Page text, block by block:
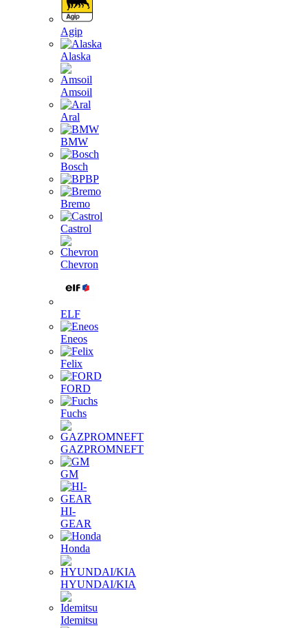
Agip
Alaska
Amsoil
Aral
BMW
Bosch
BP
Bremo
Castrol
Chevron
ELF
Eneos
Felix
FORD
Fuchs
GAZPROMNEFT
GM
HI-
GEAR
Honda
HYUNDAI/KIA
Idemitsu